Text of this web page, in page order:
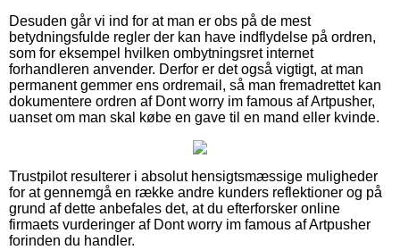
Desuden går vi ind for at man er obs på de mest
betydningsfulde regler der kan have indflydelse på ordren,
som for eksempel hvilken ombytningsret internet
forhandleren anvender. Derfor er det også vigtigt, at man
permanent gemmer ens ordremail, så man fremadrettet kan
dokumentere ordren af Dont worry im famous af Artpusher,
uanset om man skal købe en gave til en mand eller kvinde.
Trustpilot resulterer i absolut hensigtsmæssige muligheder
for at gennemgå en række andre kunders reflektioner og på
grund af dette anbefales det, at du efterforsker online
firmaets vurderinger af Dont worry im famous af Artpusher
forinden du handler.